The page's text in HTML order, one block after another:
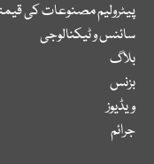
پیٹرولیم مصنوعات کی
سائنس و ٹیکنالوجی
بلاگ
بزنس
ویڈیوز
جرائم